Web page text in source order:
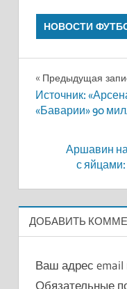
НОВОСТИ
по
Предыдущая
Источник:
«Баварии» 90
Аршавин
с яйцами:
ДОБАВИТЬ
Ваш адрес email
Обязательные